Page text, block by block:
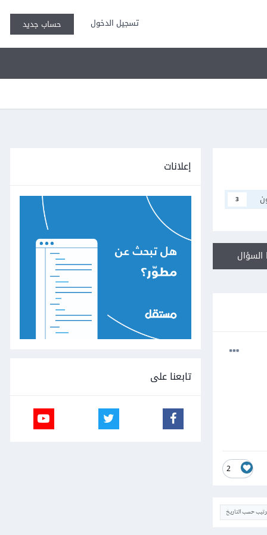
تسجيل الدخول حساب جديد
3
2
حسب التاريخ
إعلانات
تابعنا على